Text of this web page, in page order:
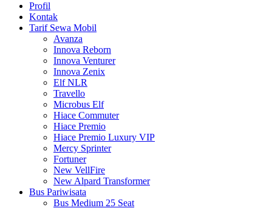
Profil
Kontak
Tarif Sewa Mobil
Avanza
Innova Reborn
Innova Venturer
Innova Zenix
Elf NLR
Travello
Microbus Elf
Hiace Commuter
Hiace Premio
Hiace Premio Luxury VIP
Mercy Sprinter
Fortuner
New VellFire
New Alpard Transformer
Bus Pariwisata
Bus Medium 25 Seat